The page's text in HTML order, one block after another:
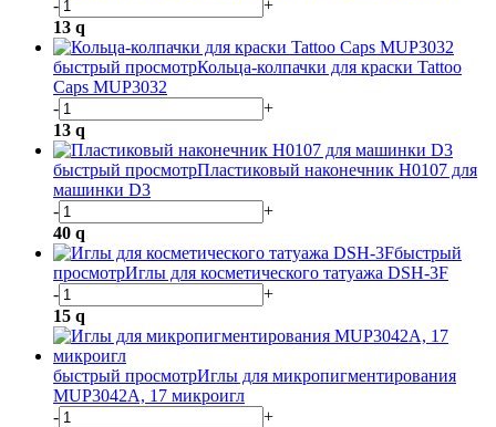
-
+
13 q
быстрый просмотрКольца-колпачки для краски Tattoo
Caps MUP3032
-
+
13 q
быстрый просмотрПластиковый наконечник H0107 для
машинки D3
-
+
40 q
быстрый
просмотрИглы для косметического татуажа DSH-3F
-
+
15 q
быстрый просмотрИглы для микропигментирования
MUP3042A, 17 микроигл
-
+